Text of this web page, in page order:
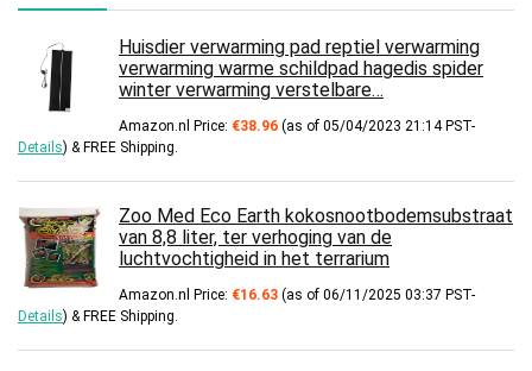
Huisdier verwarming pad reptiel verwarming
verwarming warme schildpad hagedis spider
winter verwarming verstelbare…
Amazon.nl Price: €38.96 (as of 05/04/2023 21:14 PST-
Details) & FREE Shipping
Zoo Med Eco Earth kokosnootbodemsubstraat
van 8,8 liter, ter verhoging van de
luchtvochtigheid in het terrarium
Amazon.nl Price: €16.63 (as of 06/11/2025 03:37 PST-
Details) & FREE Shipping